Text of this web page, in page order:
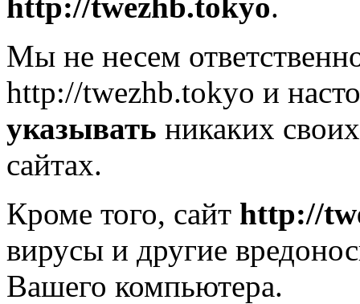
Мы не несем
http://twezhb.tokyo и
указывать никаких
сайтах.
Кроме того, сайт http://
вирусы и другие
Вашего компьютера.